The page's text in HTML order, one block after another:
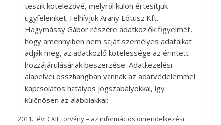
teszik kötelezővé, melyről külön értesítjük
ügyfeleinket. Felhívjuk Arany Lótusz Kft.
Hagymássy Gábor részére adatközlők figyelmét,
hogy amennyiben nem saját személyes adataikat
adják meg, az adatközlő kötelessége az érintett
hozzájárulásának beszerzése. Adatkezelési
alapelvei összhangban vannak az adatvédelemmel
kapcsolatos hatályos jogszabályokkal, így
különösen az alábbiakkal:
évi CXII. törvény – az információs önrendelkezési